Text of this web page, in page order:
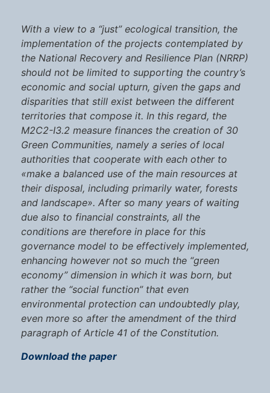
With a view to a “just” ecological transition, the
implementation of the projects contemplated by
the National Recovery and Resilience Plan (NRRP)
should not be limited to supporting the country’s
economic and social upturn, given the gaps and
disparities that still exist between the different
territories that compose it. In this regard, the
M2C2-I3.2 measure finances the creation of 30
Green Communities, namely a series of local
authorities that cooperate with each other to
«make a balanced use of the main resources at
their disposal, including primarily water, forests
and landscape». After so many years of waiting
due also to financial constraints, all the
conditions are therefore in place for this
governance model to be effectively implemented,
enhancing however not so much the “green
economy” dimension in which it was born, but
rather the “social function” that even
environmental protection can undoubtedly play,
even more so after the amendment of the third
paragraph of Article 41 of the Constitution.
Download the paper